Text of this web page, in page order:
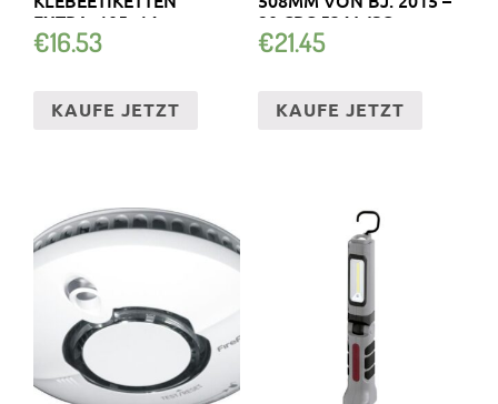
EXTRA, 105×14…
€16.53
KAUFE JETZT
20 CRC 534 WSQ
€21.45
KAUFE JETZT